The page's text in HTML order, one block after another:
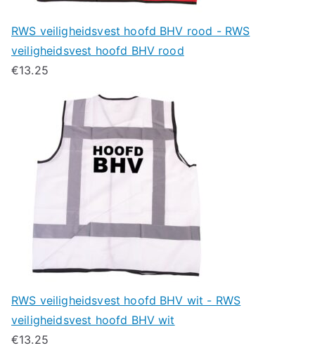
RWS veiligheidsvest hoofd BHV rood - RWS
veiligheidsvest hoofd BHV rood
€13.25
RWS veiligheidsvest hoofd BHV wit - RWS
veiligheidsvest hoofd BHV wit
€13.25